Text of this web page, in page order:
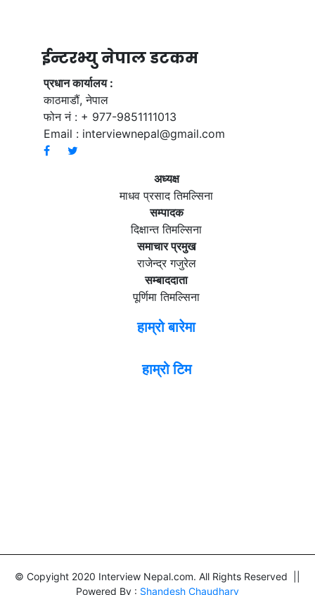
ईन्टरभ्यु नेपाल डटकम
प्रधान कार्यालय :
काठमाडौं, नेपाल
फोन नं : + 977-9851111013
Email : interviewnepal@gmail.com
अध्यक्ष
माधव प्रसाद तिमल्सिना
सम्पादक
दिक्षान्त तिमल्सिना
समाचार प्रमुख
राजेन्द्र गजुरेल
सम्बाददाता
पूर्णिमा तिमल्सिना
हाम्रो बारेमा
हाम्रो टिम
© Copyight 2020 Interview Nepal.com. All Rights Reserved ||
Powered By : Shandesh Chaudhary